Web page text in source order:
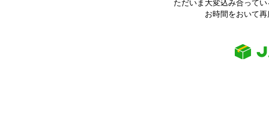
ただいま大変込み合って
お時間をおいて